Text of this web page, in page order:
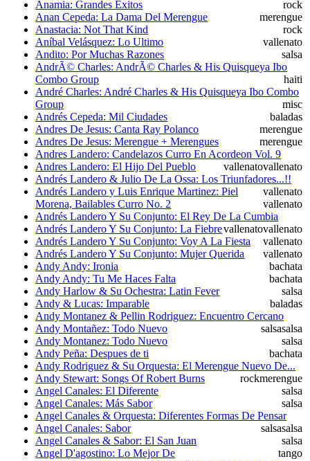
Anamia: Grandes Éxitos
rock
Anan Cepeda: La Dama Del Merengue
merengue
Anastacia: Not That Kind
rock
Aníbal Velásquez: Lo Ultimo
vallenato
Andito: Por Muchas Razones
salsa
AndrÃ© Charles: AndrÃ© Charles & His Quisqueya Ibo
Combo Group
haiti
André Charles: André Charles & His Quisqueya Ibo Combo
Group
misc
Andrés Cepeda: Mil Ciudades
baladas
Andres De Jesus: Canta Ray Polanco
merengue
Andres De Jesus: Merengue + Merengues
merengue
Andres Landero: Candelazos Curro En Acordeon Vol. 9
vallenato
Andres Landero: El Hijo Del Pueblo
vallenato
Andrés Landero & Julio De La Ossa: Los Triunfadores...!!
vallenato
Andrés Landero y Luis Enrique Martinez: Piel
Morena, Bailables Curro No. 2
vallenato
Andrés Landero Y Su Conjunto: El Rey De La Cumbia
vallenato
Andrés Landero Y Su Conjunto: La Fiebrevallenato
Andrés Landero Y Su Conjunto: Voy A La Fiesta
vallenato
Andrés Landero Y Su Conjunto: Mujer Querida
vallenato
Andy Andy: Ironia
bachata
Andy Andy: Tu Me Haces Falta
bachata
Andy Harlow & Su Ochestra: Latin Fever
salsa
Andy & Lucas: Imparable
baladas
Andy Montanez & Pellin Rodriguez: Encuentro Cercano
salsa
Andy Montañez: Todo Nuevo
salsa
Andy Montanez: Todo Nuevo
salsa
Andy Peña: Despues de ti
bachata
Andy Rodriguez & Su Orquesta: El Merengue Nuevo De...
merengue
Andy Stewart: Songs Of Robert Burns
rock
Angel Canales: El Diferente
salsa
Angel Canales: Más Sabor
salsa
Angel Canales & Orquesta: Diferentes Formas De Pensar
salsa
Angel Canales: Sabor
salsa
Angel Canales & Sabor: El San Juan
salsa
Angel D'agostino: Lo Mejor De
tango